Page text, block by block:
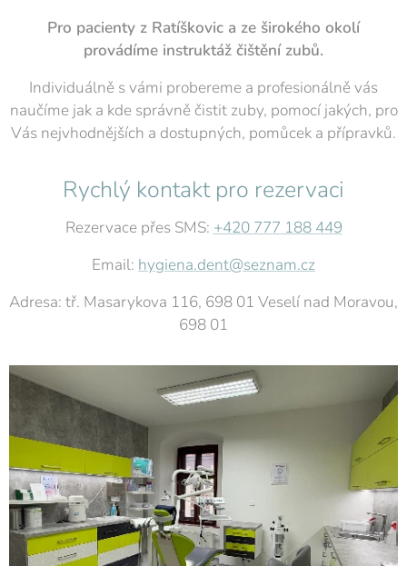
Pro pacienty z Ratíškovic a ze širokého okolí
provádíme instruktáž čištění zubů.
Individuálně s vámi probereme a profesionálně vás
naučíme jak a kde správně čistit zuby, pomocí jakých, pro
Vás nejvhodnějších a dostupných, pomůcek a přípravků.
Rychlý kontakt pro rezervaci
Rezervace přes SMS: +420 777 188 449
Email: hygiena.dent@seznam.cz
Adresa: tř. Masarykova 116, 698 01 Veselí nad Moravou,
698 01